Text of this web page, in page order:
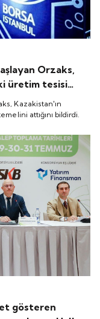
Orzaks,
üretim tesisi
Kazakistan'ın
attığını bildirdi.
gösteren